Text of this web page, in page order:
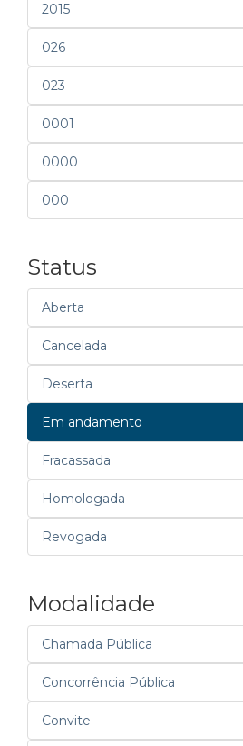
2015
026
023
0001
0000
000
Status
Aberta
Cancelada
Deserta
Em andamento
Fracassada
Homologada
Revogada
Modalidade
Chamada Pública
Concorrência Pública
Convite